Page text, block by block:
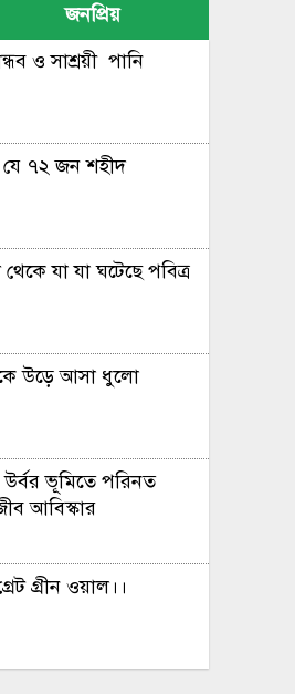
জনপ্রিয়
ও সাশ্রয়ী পানি
যে ৭২ জন শহীদ
যা যা ঘটেছে পবিত্র
উড়ে আসা ধুলো
ভূমিতে পরিনত
আবিস্কার
গ্রীন ওয়াল।।